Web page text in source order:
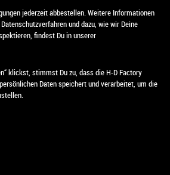
jederzeit abbestellen. Weitere Informationen
und dazu, wie wir Deine
findest Du in unserer
klickst, stimmst Du zu, dass die H-D Factory
Daten speichert und verarbeitet, um die